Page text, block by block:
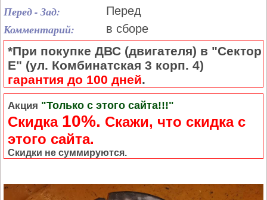
Перед - Зад: Перед
Комментарий: в сборе
*При покупке ДВС (двигателя) в "Сектор
Е" (ул. Комбинатская 3 корп. 4)
гарантия до 100 дней.
Акция "Только с этого сайта!!!"
Скидка 10%. Cкажи, что скидка с
этого сайта.
Скидки не суммируются.